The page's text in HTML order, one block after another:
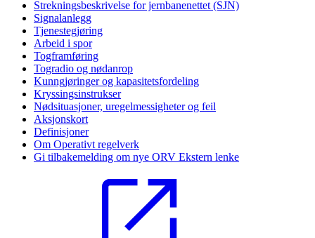
Strekningsbeskrivelse for jernbanenettet (SJN)
Signalanlegg
Tjenestegjøring
Arbeid i spor
Togframføring
Togradio og nødanrop
Kunngjøringer og kapasitetsfordeling
Kryssingsinstrukser
Nødsituasjoner, uregelmessigheter og feil
Aksjonskort
Definisjoner
Om Operativt regelverk
Gi tilbakemelding om nye ORV Ekstern lenke